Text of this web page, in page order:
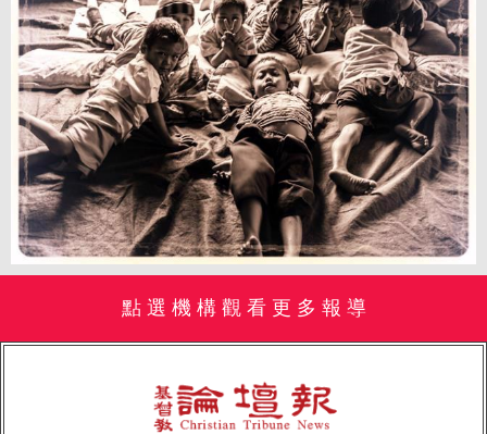
點 選 機 構 觀 看 更 多 報 導